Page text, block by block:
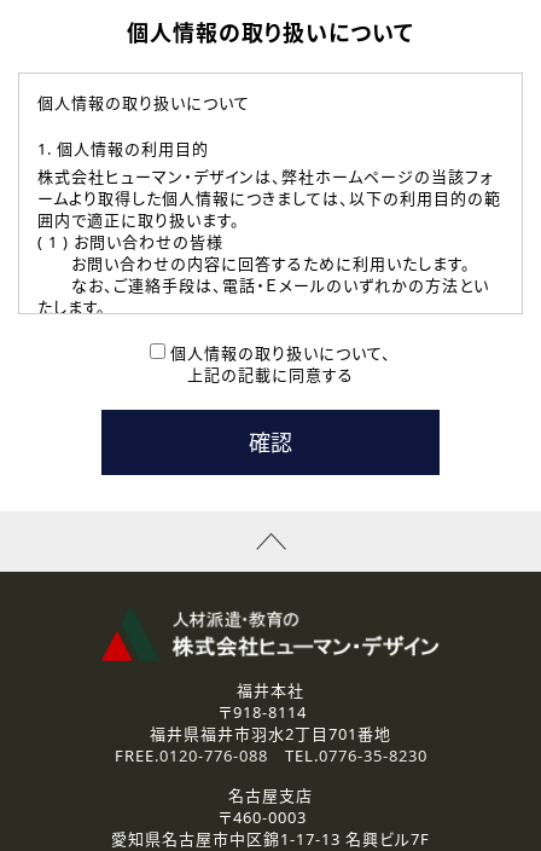
個人情報の取り扱いについて
個人情報の取り扱いについて
1. 個人情報の利用目的
株式会社ヒューマン・デザインは、弊社ホームページの当該フォ
ームより取得した個人情報につきましては、以下の利用目的の範
囲内で適正に取り扱います。
( 1 ) お問い合わせの皆様
お問い合わせの内容に回答するために利用いたします。
なお、ご連絡手段は、電話・Ｅメールのいずれかの方法とい
たします。
本登録に関するご連絡および本登録時の参考情報として利
たします。
( 3 ) スタッフ派遣を検討されている企業の皆様
お問い合わせの内容に回答するために利用いたします。
なお、ご連絡手段は、電話・Ｅメールのいずれかの方法とい
資料送付、受講相談に関するご連絡のために利用いたしま
その他、お問い合わせの内容に回答するために利用いたし
なお、ご連絡手段は、電話・Ｅメールのいずれかの方法とい
2.個人情報の第三者提供
ご提供いただいた個人情報は、法令等の規定に従う場合を除き、
3.個人情報の取り扱いの委託
弊社の定める個人情報保護の評価基準を満たした委託先に、個
個人情報の取り扱いについて、
上記の記載に同意する
福井本社
〒918-8114
福井県福井市羽水2丁目701番地
FREE.0120-776-088 TEL.0776-35-8230
名古屋支店
〒460-0003
愛知県名古屋市中区錦1-17-13 名興ビル7F